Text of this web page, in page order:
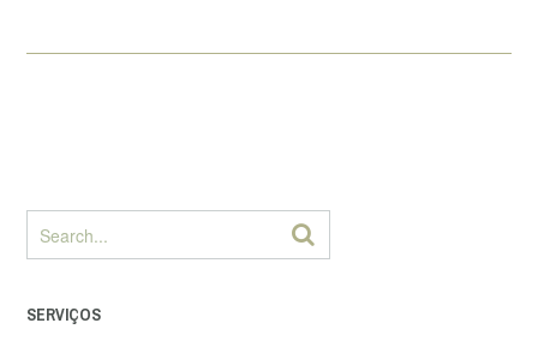
SERVIÇOS